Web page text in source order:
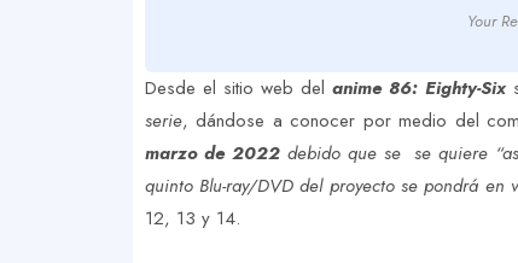
Your
Desde el sitio web del anime 86: Eighty-Six
serie, dándose a conocer por medio del
marzo de 2022 debido que se se quiere
quinto Blu-ray/DVD del proyecto se pondrá
12, 13 y 14.